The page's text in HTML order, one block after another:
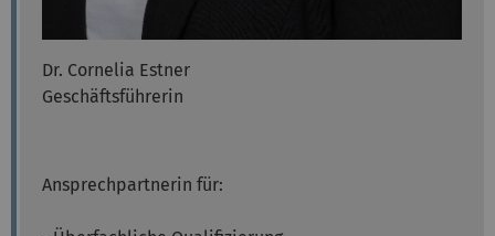
Dr. Cornelia Estner
Geschäftsführerin
Ansprechpartnerin für: